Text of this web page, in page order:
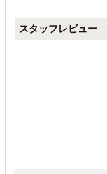
スタッフレビュー